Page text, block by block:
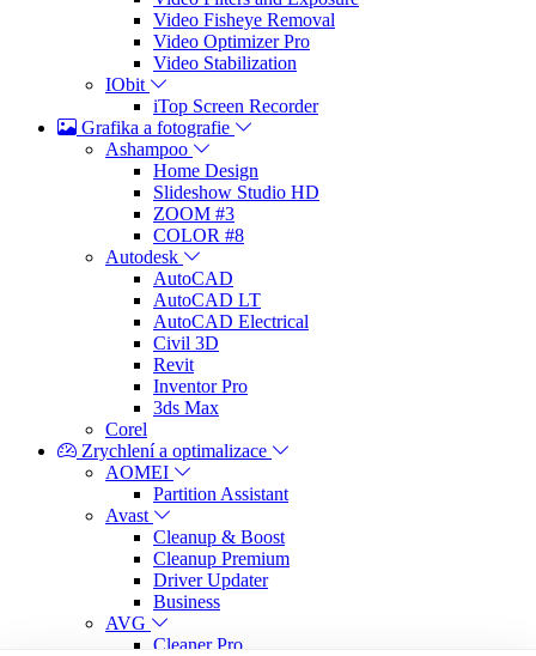
Video Fisheye Removal
Video Optimizer Pro
Video Stabilization
IObit
iTop Screen Recorder
Grafika a fotografie
Ashampoo
Home Design
Slideshow Studio HD
ZOOM #3
COLOR #8
Autodesk
AutoCAD
AutoCAD LT
AutoCAD Electrical
Civil 3D
Revit
Inventor Pro
3ds Max
Corel
Zrychlení a optimalizace
AOMEI
Partition Assistant
Avast
Cleanup & Boost
Cleanup Premium
Driver Updater
Business
AVG
Cleaner Pro